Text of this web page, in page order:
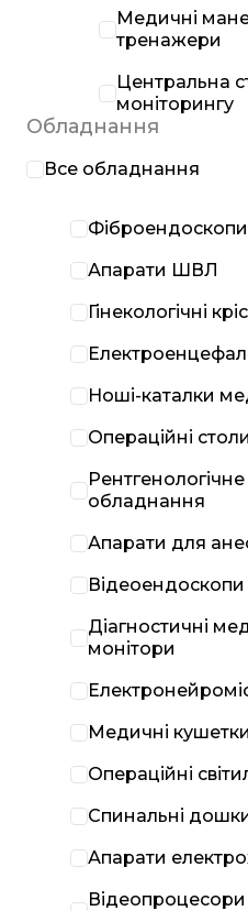
Медичні
тренажери
Центральна
моніторингу
Обладнання
Все обладнання
Фіброендоскопи
Апарати ШВЛ
Гінекологічні
Ноші-каталки
Операційні столи
Рентгенологічне
обладнання
Апарати для
Відеоендоскопи
Діагностичні
монітори
Медичні кушетки
Операційні
Спинальні
Апарати
Відеопроцесори